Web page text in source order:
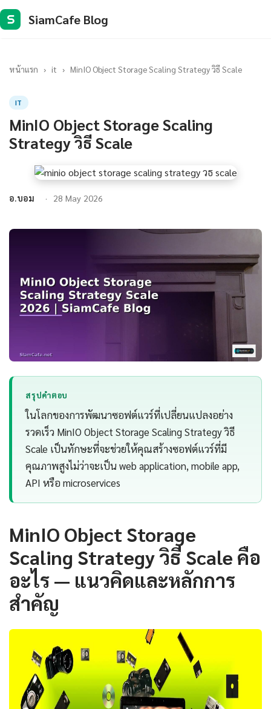
S SiamCafe Blog
หน้าแรก › it › MinIO Object Storage Scaling Strategy วิธี Scale
IT
MinIO Object Storage Scaling
Strategy วิธี Scale
อ.บอม 28 May 2026
สรุปคำตอบ
ในโลกของการพัฒนาซอฟต์แวร์ที่เปลี่ยนแปลงอย่าง
รวดเร็ว MinIO Object Storage Scaling Strategy วิธี
Scale เป็นทักษะที่จะช่วยให้คุณสร้างซอฟต์แวร์ที่มี
คุณภาพสูงไม่ว่าจะเป็น web application, mobile app,
API หรือ microservices
MinIO Object Storage
Scaling Strategy วิธี Scale คือ
อะไร — แนวคิดและหลักการ
สำคัญ